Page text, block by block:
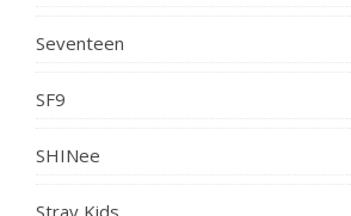
Seventeen
SF9
SHINee
Stray Kids